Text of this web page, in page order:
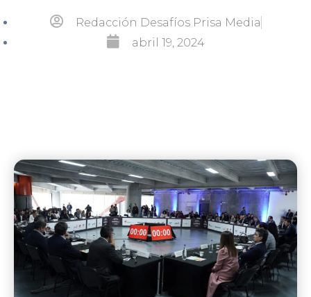
Redacción Desafíos Prisa Media
abril 19, 2024